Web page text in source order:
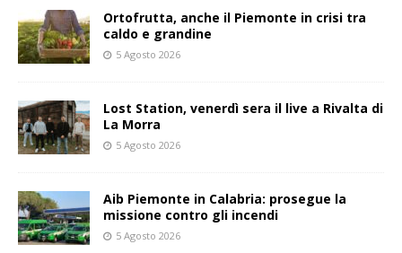
Ortofrutta, anche il Piemonte in crisi tra
caldo e grandine
5 Agosto 2026
Lost Station, venerdì sera il live a Rivalta di
La Morra
5 Agosto 2026
Aib Piemonte in Calabria: prosegue la
missione contro gli incendi
5 Agosto 2026